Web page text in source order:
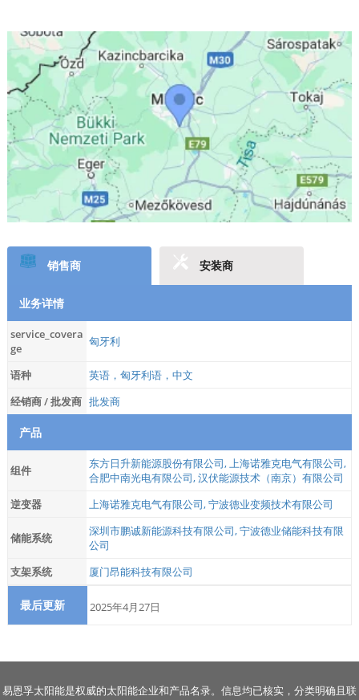
销售商 安装商
业务详情
service_covera
ge
匈牙利
语种
英语，匈牙利语，中文
经销商 / 批发商 批发商
产品
组件 东方日升新能源股份有限公司,上海诺雅克电气有限公司,
合肥中南光电有限公司,汉伏能源技术（南京）有限公司
逆变器
上海诺雅克电气有限公司,宁波德业变频技术有限公司
储能系统 深圳市鹏诚新能源科技有限公司,宁波德业储能科技有限
公司
支架系统
厦门昂能科技有限公司
最后更新 2025年4月27日
易恩孚太阳能是权威的太阳能企业和产品名录。信息均已核实，分类明确且联